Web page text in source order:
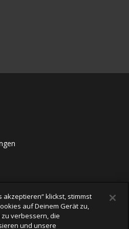
(Velo, Ski
akzeptieren“ klickst, stimmst
auf Deinem Gerät zu,
verbessern, die
und unsere